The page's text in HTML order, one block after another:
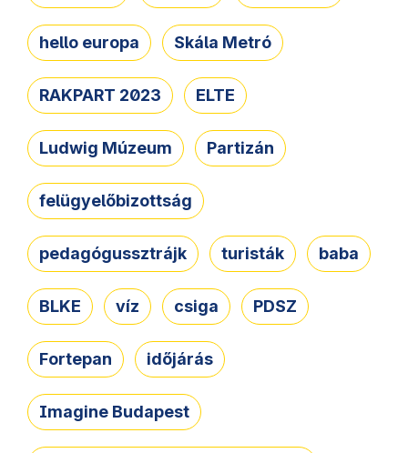
hello europa Skála Metró
RAKPART 2023 ELTE
Ludwig Múzeum Partizán
felügyelőbizottság
pedagógussztrájk turisták baba
BLKE víz csiga PDSZ
Fortepan időjárás
Imagine Budapest